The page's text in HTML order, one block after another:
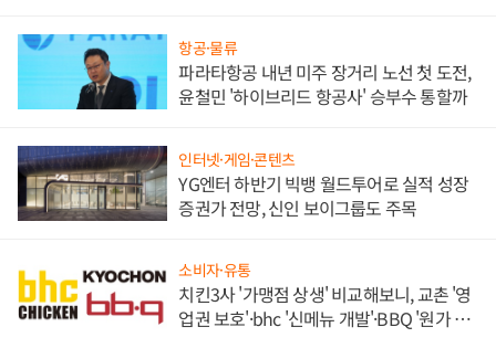
항공·물류
파라타항공 내년 미주 장거리 노선 첫 도전,
윤철민 '하이브리드 항공사' 승부수 통할까
인터넷·게임·콘텐츠
YG엔터 하반기 빅뱅 월드투어로 실적 성장
증권가 전망, 신인 보이그룹도 주목
소비자·유통
치킨3사 '가맹점 상생' 비교해보니, 교촌 '영
업권 보호'·bhc '신메뉴 개발'·BBQ '원가 부